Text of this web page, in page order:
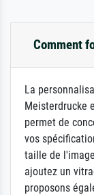
Comment
La
Meisterdrucke
permet de
vos
taille de
ajoutez un
proposons